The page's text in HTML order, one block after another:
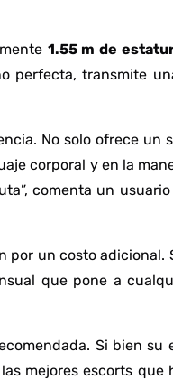
1.55 m de
perfecta, transmite
No solo ofrece un
corporal y en la
comenta un
por un costo adicional.
que pone a
Si bien su
mejores escorts que